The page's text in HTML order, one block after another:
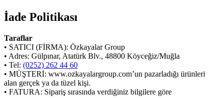
İade Politikası
Taraflar
• SATICI (FİRMA): Özkayalar Group
• Adres: Gülpınar, Atatürk Blv., 48800 Köyceğiz/Muğla
• Tel: (0252) 262 44 60
• MÜŞTERİ: www.ozkayalargroup.com’un pazarladığı ürünleri
alan gerçek ya da tüzel kişi.
• FATURA: Sipariş sırasında verdiğiniz bilgilere göre